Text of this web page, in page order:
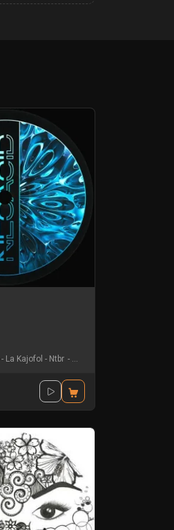
J-Progamers
- La Kajofol - Ntbr -